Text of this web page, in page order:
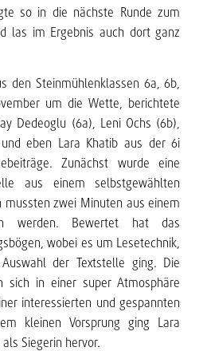
so in die nächste Runde zum
las im Ergebnis auch dort ganz
den Steinmühlenklassen 6a, 6b,
um die Wette, berichtete
Dedeoglu (6a), Leni Ochs (6b),
eben Lara Khatib aus der 6i
Zunächst wurde eine
aus einem selbstgewählten
mussten zwei Minuten aus einem
werden. Bewertet hat das
wobei es um Lesetechnik,
der Textstelle ging. Die
sich in einer super Atmosphäre
interessierten und gespannten
kleinen Vorsprung ging Lara
Siegerin hervor.